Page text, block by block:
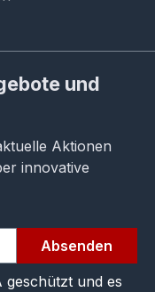
und
Aktionen
innovative
Absenden
geschützt und es